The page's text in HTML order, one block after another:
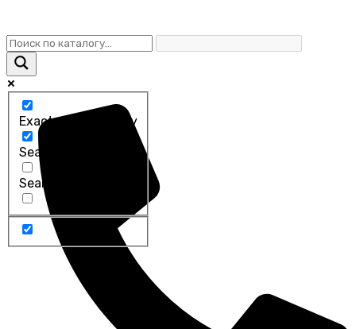
Exact matches only
Search in title
Search in content